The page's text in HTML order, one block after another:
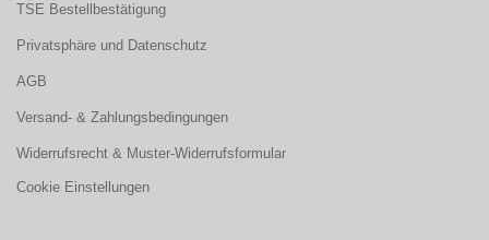
TSE Bestellbestätigung
Privatsphäre und Datenschutz
AGB
Versand- & Zahlungsbedingungen
Widerrufsrecht & Muster-Widerrufsformular
Cookie Einstellungen